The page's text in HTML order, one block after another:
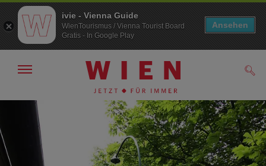
Zur
Navigation
Zum
Navigation
ivie - Vienna Guide
WienTourismus / Vienna Tourist Board
Gratis - In Google Play
Ansehen